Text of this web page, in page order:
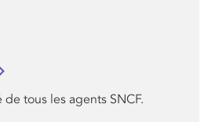
de tous les agents SNCF.